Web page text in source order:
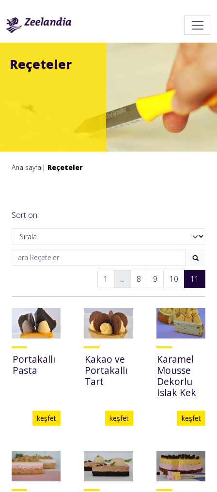
Reçeteler
Ana sayfa Reçeteler
Sort on:
1 ... 8 9 10 11
Portakallı
Pasta
keşfet
Kakao ve
Portakallı
Tart
keşfet
Karamel
Mousse
Dekorlu
Islak Kek
keşfet